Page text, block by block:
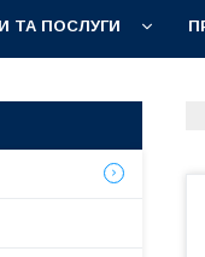
ТА ПОСЛУГИ